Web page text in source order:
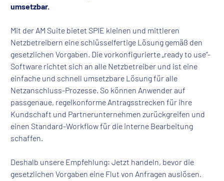
umsetzbar.
Mit der AM Suite bietet SPIE kleinen und mittleren
Netzbetreibern eine schlüsselfertige Lösung gemäß den
gesetzlichen Vorgaben. Die vorkonfigurierte „ready to use“-
Software richtet sich an alle Netzbetreiber und ist eine
einfache und schnell umsetzbare Lösung für alle
Netzanschluss-Prozesse. So können Anwender auf
passgenaue, regelkonforme Antragsstrecken für ihre
Kundschaft und Partnerunternehmen zurückgreifen und
einen Standard-Workflow für die interne Bearbeitung
schaffen.
Deshalb unsere Empfehlung: Jetzt handeln, bevor die
gesetzlichen Vorgaben eine Flut von Anfragen auslösen.